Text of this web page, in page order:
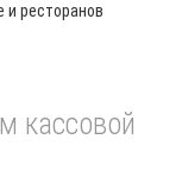
и ресторанов
кассовой